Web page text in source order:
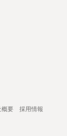
概要
採用情報